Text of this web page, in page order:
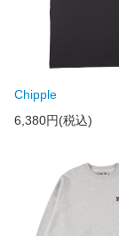
Chipple
6,380円(税込)